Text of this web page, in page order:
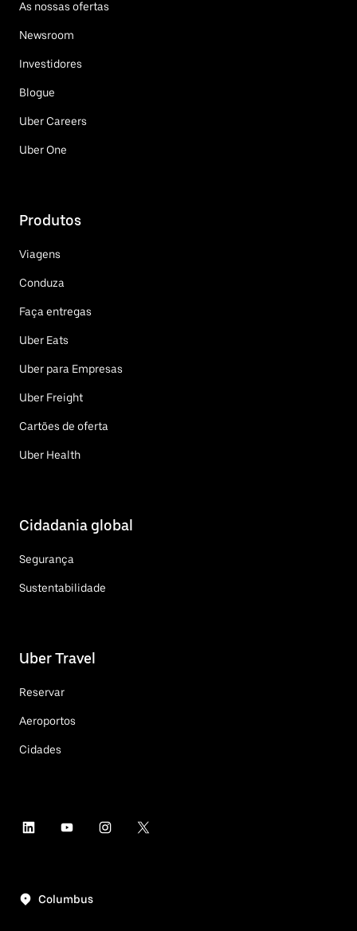
As nossas ofertas
Newsroom
Investidores
Blogue
Uber Careers
Uber One
Produtos
Viagens
Conduza
Faça entregas
Uber Eats
Uber para Empresas
Uber Freight
Cartões de oferta
Uber Health
Cidadania global
Segurança
Sustentabilidade
Uber Travel
Reservar
Aeroportos
Cidades
Columbus